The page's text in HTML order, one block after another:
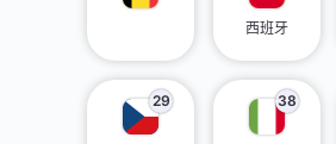
西班牙
29 38